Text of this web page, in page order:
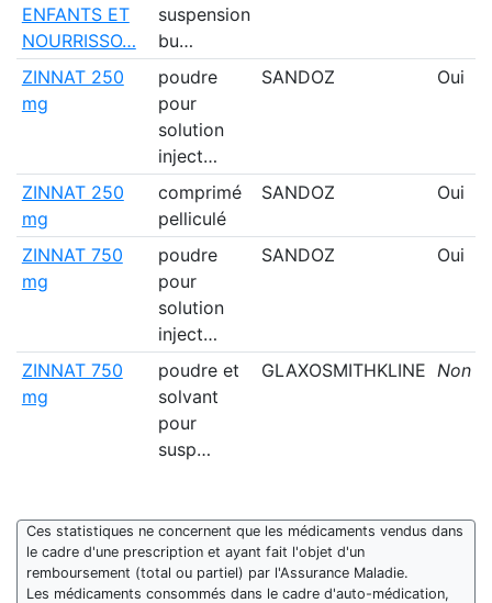
ENFANTS ET
NOURRISSO…
suspension
bu…
ZINNAT 250
mg
poudre
pour
solution
inject…
SANDOZ Oui
ZINNAT 250
mg
comprimé
pelliculé
SANDOZ Oui
ZINNAT 750
mg
poudre
pour
solution
inject…
SANDOZ Oui
ZINNAT 750
mg
poudre et
solvant
pour
susp…
GLAXOSMITHKLINE Non
Ces statistiques ne concernent que les médicaments vendus dans
le cadre d'une prescription et ayant fait l'objet d'un
remboursement (total ou partiel) par l'Assurance Maladie.
Les médicaments consommés dans le cadre d'auto-médication,